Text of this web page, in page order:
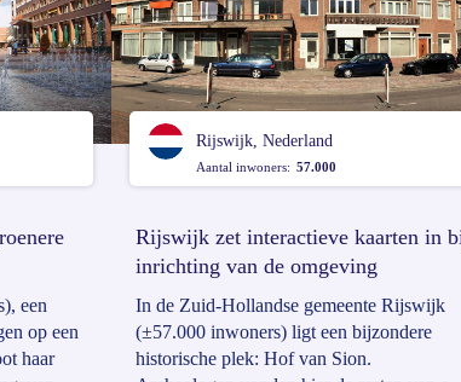
een
op een
haar
Rijswijk, Nederland
Aantal inwoners: 57.000
Rijswijk zet interactieve kaarten in
inrichting van de omgeving
In de Zuid-Hollandse gemeente Rijswijk
(±57.000 inwoners) ligt een bijzondere
historische plek: Hof van Sion.